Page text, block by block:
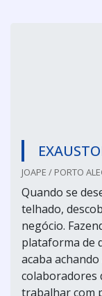
JOAPE / PORTO
Quando se
telhado,
negócio.
plataforma de
acaba
colaboradores
trabalhar com